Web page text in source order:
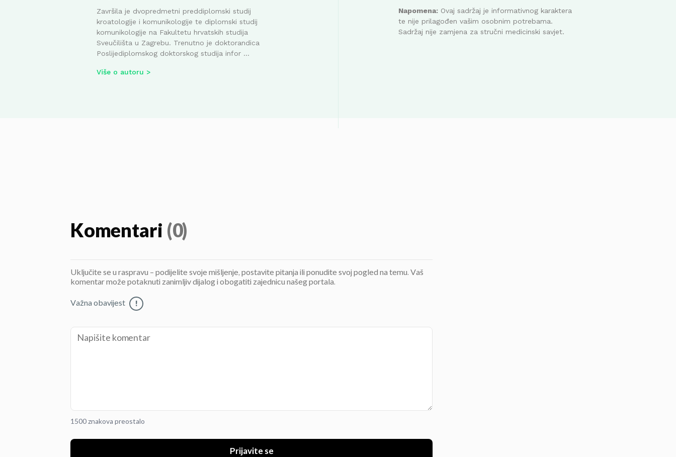
Završila je dvopredmetni preddiplomski studij
kroatologije i komunikologije te diplomski studij
komunikologije na Fakultetu hrvatskih studija
Sveučilišta u Zagrebu. Trenutno je doktorandica
Poslijediplomskog doktorskog studija infor ...
Više o autoru
Napomena: Ovaj sadržaj je informativnog karaktera
te nije prilagođen vašim osobnim potrebama.
Sadržaj nije zamjena za stručni medicinski savjet.
Komentari (0)
Uključite se u raspravu – podijelite svoje mišljenje, postavite pitanja ili ponudite svoj pogled na temu. Vaš
komentar može potaknuti zanimljiv dijalog i obogatiti zajednicu našeg portala.
Važna obavijest !
1500 znakova preostalo
Prijavite se